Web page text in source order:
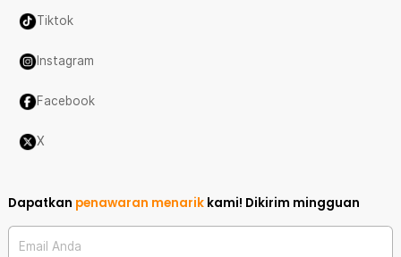
Tiktok
Instagram
Facebook
X
Dapatkan penawaran menarik kami! Dikirim mingguan
Email Anda